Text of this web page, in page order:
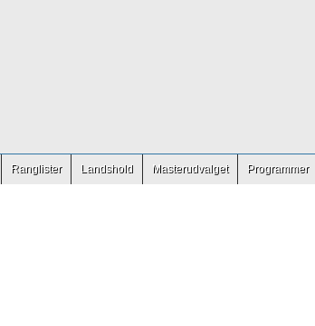
Ranglister Landshold Masterudvalget Programmer